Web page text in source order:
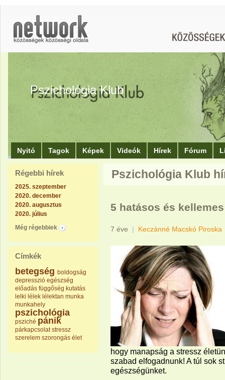
Pszichológia Klub
Nyitó Tagok Képek Videók Hírek Fórum
Régebbi hírek
2025. szeptember
2020. december
2020. augusztus
2020. július
Még régebbiek
Címkék
betegség boldogság
depresszió egészség
előadás függőség kutatás
lelki lélek lélektan munka
munkahely
pszichológia
psziché pánik
párkapcsolat stressz
szerelem szorongás élet
Pszichológia Klub
5 hatásos és
7 éve | Keczánné Macskó Piroska
hogy manapság a stressz
szabad elfogadnunk! A túl sok
egészségünket.